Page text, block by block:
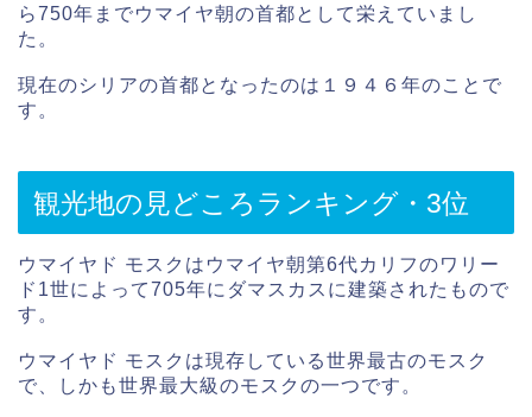
ら750年までウマイヤ朝の首都として栄えていまし
た。
現在のシリアの首都となったのは１９４６年のことで
す。
観光地の見どころランキング・3位
ウマイヤド モスクはウマイヤ朝第6代カリフのワリー
ド1世によって705年にダマスカスに建築されたもので
す。
ウマイヤド モスクは現存している世界最古のモスク
で、しかも世界最大級のモスクの一つです。